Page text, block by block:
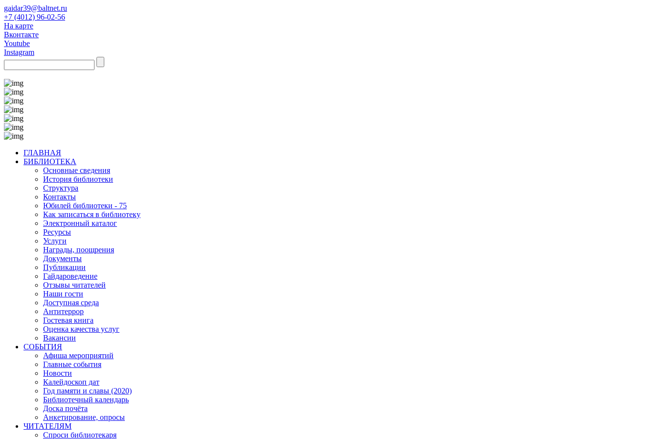
gaidar39@baltnet.ru
+7 (4012) 96-02-56
На карте
Вконтакте
Youtube
Instagram
ГЛАВНАЯ
БИБЛИОТЕКА
Основные сведения
История библиотеки
Структура
Контакты
Юбилей библиотеки - 75
Как записаться в библиотеку
Электронный каталог
Ресурсы
Услуги
Награды, поощрения
Документы
Публикации
Гайдароведение
Отзывы читателей
Наши гости
Доступная среда
Антитеррор
Гостевая книга
Оценка качества услуг
Вакансии
СОБЫТИЯ
Афиша мероприятий
Главные события
Новости
Калейдоскоп дат
Год памяти и славы (2020)
Библиотечный календарь
Доска почёта
Анкетирование, опросы
ЧИТАТЕЛЯМ
Спроси библиотекаря